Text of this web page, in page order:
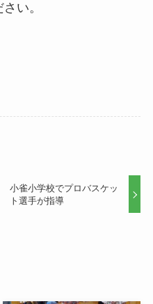
い。
小雀小学校でプロバスケッ
ト選手が指導